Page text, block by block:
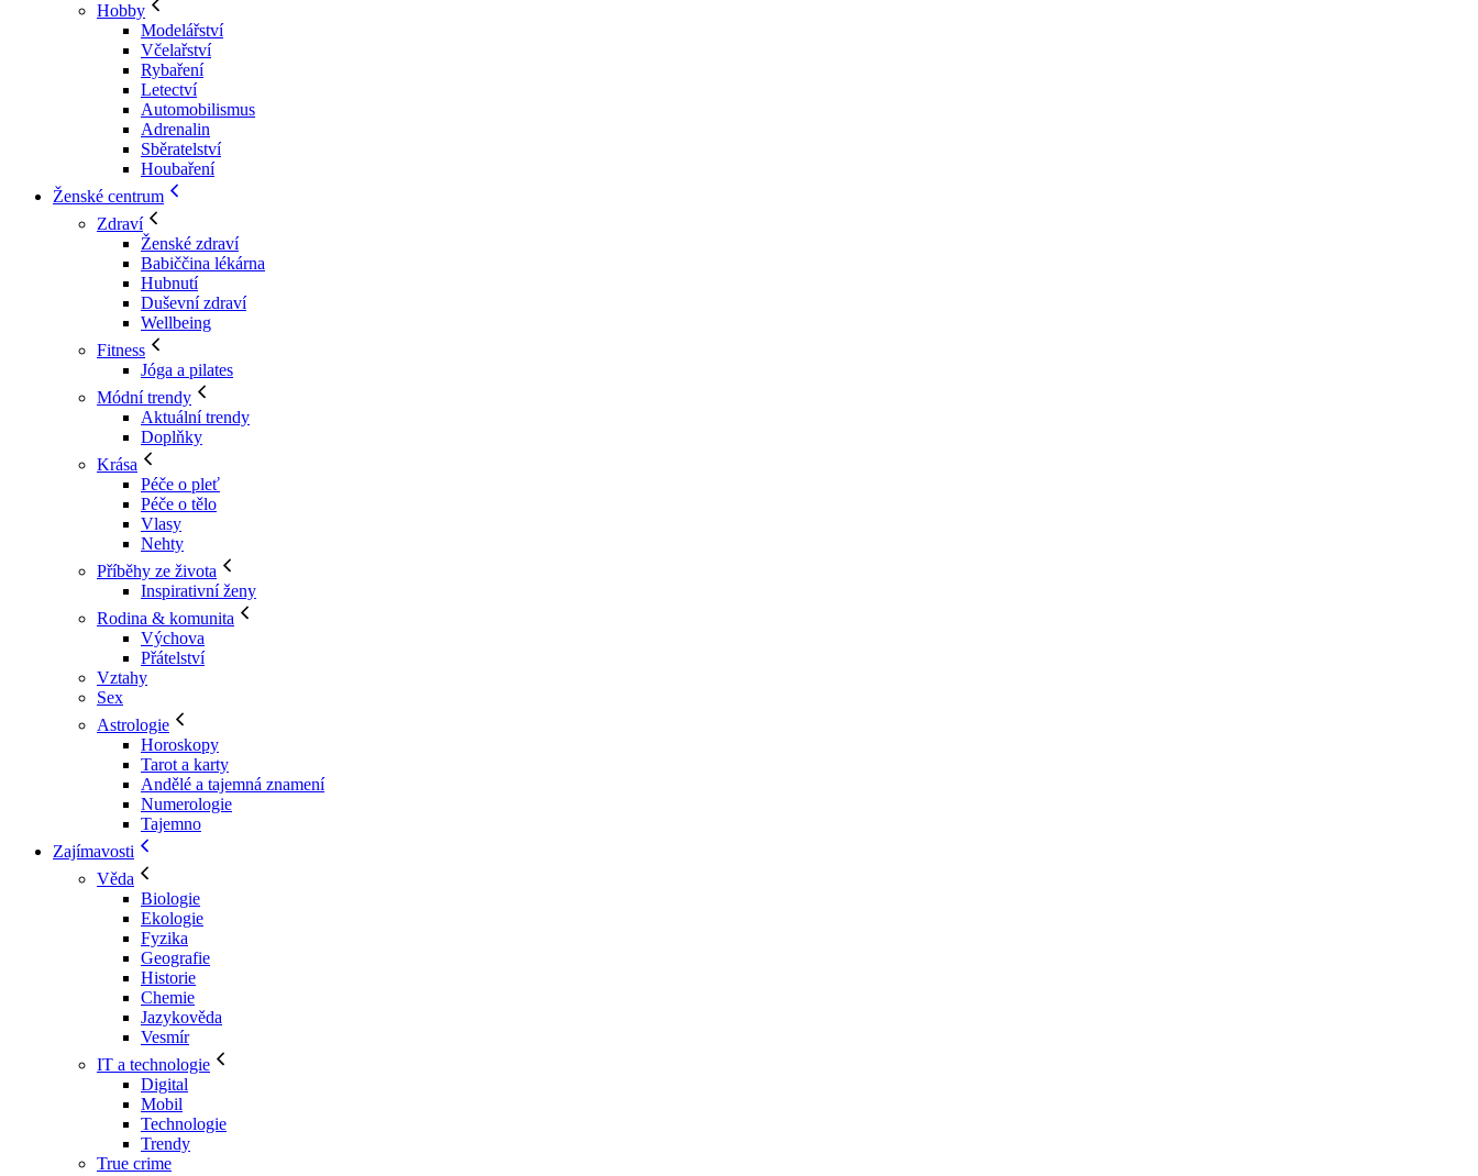
Hobby
Modelářství
Včelařství
Rybaření
Letectví
Automobilismus
Adrenalin
Sběratelství
Houbaření
Ženské centrum
Zdraví
Ženské zdraví
Babiččina lékárna
Hubnutí
Duševní zdraví
Wellbeing
Fitness
Jóga a pilates
Módní trendy
Aktuální trendy
Doplňky
Krása
Péče o pleť
Péče o tělo
Vlasy
Nehty
Příběhy ze života
Inspirativní ženy
Rodina & komunita
Výchova
Přátelství
Vztahy
Sex
Astrologie
Horoskopy
Tarot a karty
Andělé a tajemná znamení
Numerologie
Tajemno
Zajímavosti
Věda
Biologie
Ekologie
Fyzika
Geografie
Historie
Chemie
Jazykověda
Vesmír
IT a technologie
Digital
Mobil
Technologie
Trendy
True crime